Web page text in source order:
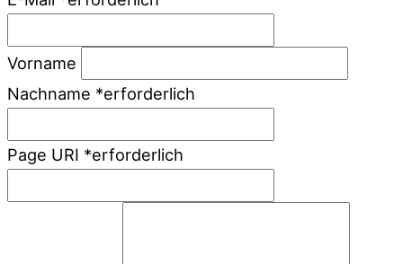
Vorname
Nachname *erforderlich
Page URI *erforderlich